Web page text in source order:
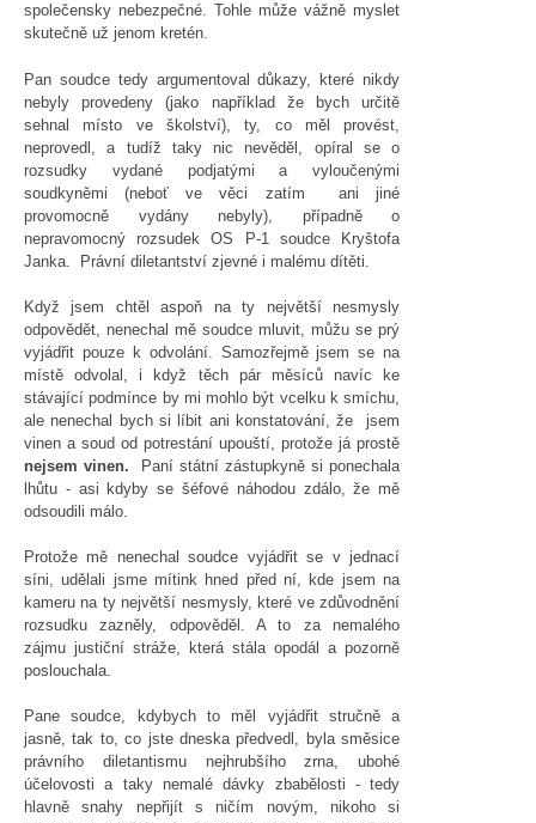
společensky nebezpečné. Tohle může vážně myslet
skutečně už jenom kretén.
Pan soudce tedy argumentoval důkazy, které nikdy
nebyly provedeny (jako například že bych určitě
sehnal místo ve školství), ty, co měl provést,
neprovedl, a tudíž taky nic nevěděl, opíral se o
rozsudky vydané podjatými a vyloučenými
soudkyněmi (neboť ve věci zatím ani jiné
provomocně vydány nebyly), případně o
nepravomocný rozsudek OS P-1 soudce Kryštofa
Janka. Právní diletantství zjevné i malému dítěti.
Když jsem chtěl aspoň na ty největší nesmysly
odpovědět, nenechal mě soudce mluvit, můžu se prý
vyjádřit pouze k odvolání. Samozřejmě jsem se na
místě odvolal, i když těch pár měsíců navíc ke
stávající podmínce by mi mohlo být vcelku k smíchu,
ale nenechal bych si líbit ani konstatování, že jsem
vinen a soud od potrestání upouští, protože já prostě
nejsem vinen. Paní státní zástupkyně si ponechala
lhůtu - asi kdyby se šéfové náhodou zdálo, že mě
odsoudili málo.
Protože mě nenechal soudce vyjádřit se v jednací
síni, udělali jsme mítink hned před ní, kde jsem na
kameru na ty největší nesmysly, které ve zdůvodnění
rozsudku zazněly, odpověděl. A to za nemalého
zájmu justiční stráže, která stála opodál a pozorně
poslouchala.
Pane soudce, kdybych to měl vyjádřit stručně a
jasně, tak to, co jste dneska předvedl, byla směsice
právního diletantismu nejhrubšího zrna, ubohé
účelovosti a taky nemalé dávky zbabělosti - tedy
hlavně snahy nepřijít s ničím novým, nikoho si